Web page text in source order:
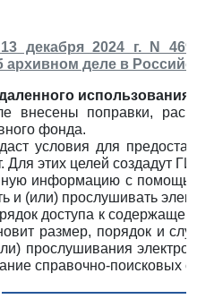
декабря 2024 г. N
архивном деле в
внесены поправки,
фонда.
условия для
Для этих целей создадут
информацию с
и (или) прослушивать
доступа к
размер, порядок и
прослушивания
справочно-поисковых